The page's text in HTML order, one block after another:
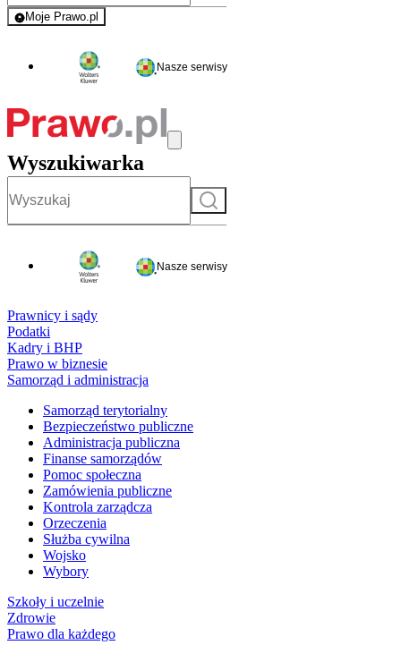
Moje Prawo.pl
- rejestracja i logowanie do serwisu
Nasze serwisy
Wyszukiwarka
Szukaj
Nasze serwisy
Prawnicy i sądy
Podatki
Kadry i BHP
Prawo w biznesie
Samorząd i administracja
Samorząd terytorialny
Bezpieczeństwo publiczne
Administracja publiczna
Finanse samorządów
Pomoc społeczna
Zamówienia publiczne
Kontrola zarządcza
Orzeczenia
Służba cywilna
Wojsko
Wybory
Szkoły i uczelnie
Zdrowie
Prawo dla każdego